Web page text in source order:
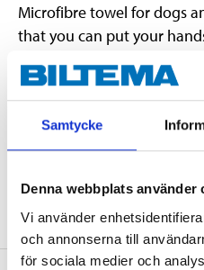
Samtycke
Denna webbplats använder
Vi använder
och annonserna till
för sociala medier och
Microfibre towel for dogs
that you can put your
Technical specifications
Dimensions